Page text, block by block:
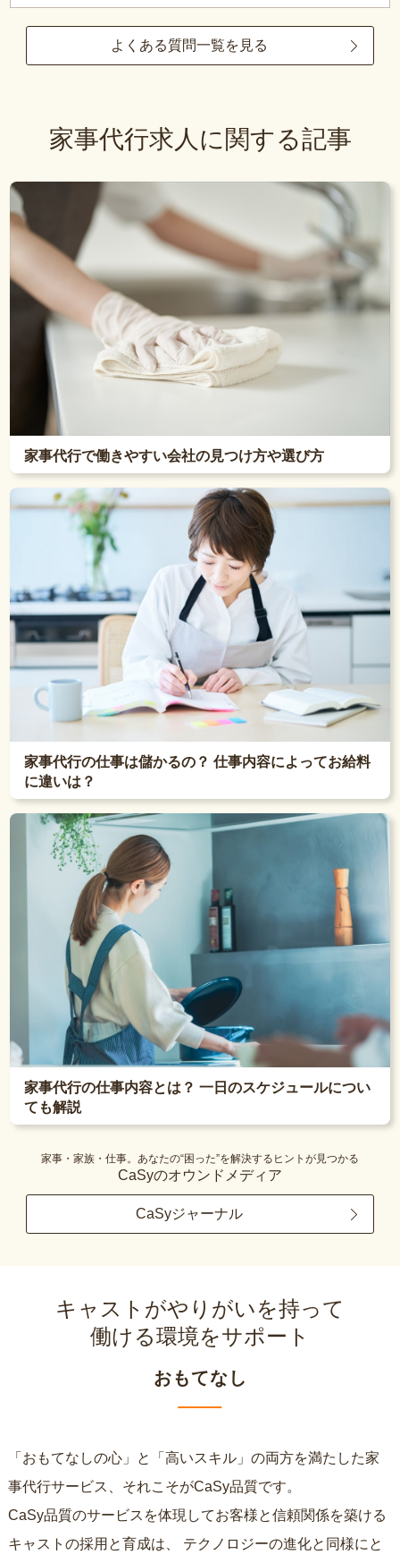
よくある質問一覧を見る
家事代行求人に関する記事
家事代行で働きやすい会社の見つけ方や選び方
家事代行の仕事は儲かるの？ 仕事内容によってお給料
に違いは？
家事代行の仕事内容とは？ 一日のスケジュールについ
ても解説
家事・家族・仕事。あなたの“困った”を解決するヒントが見つかる
CaSyのオウンドメディア
CaSyジャーナル
キャストがやりがいを持って
働ける環境をサポート
おもてなし
「おもてなしの心」と「高いスキル」の両方を満たした家
事代行サービス、それこそがCaSy品質です。
CaSy品質のサービスを体現してお客様と信頼関係を築ける
キャストの採用と育成は、